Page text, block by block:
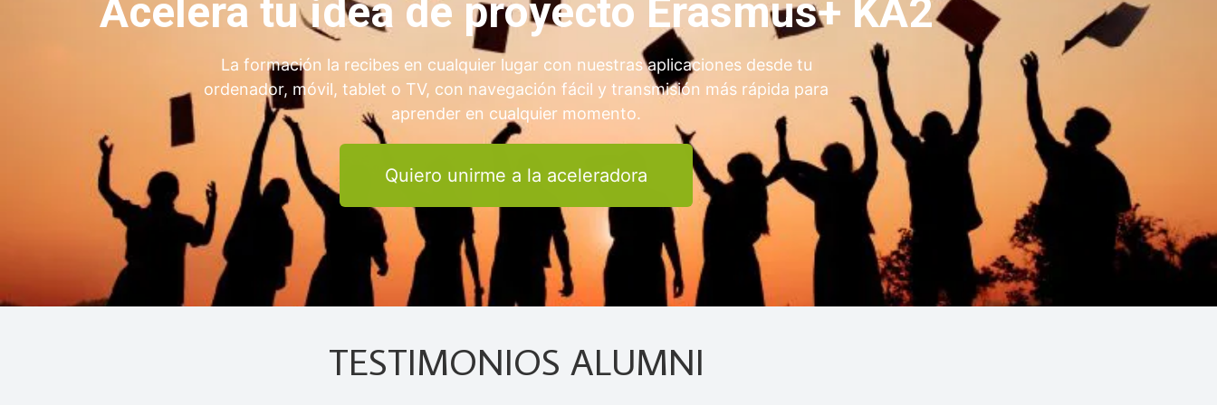
Acelera tu idea de proyecto Erasmus+ KA2
La formación la recibes en cualquier lugar con nuestras aplicaciones desde tu
ordenador, móvil, tablet o TV, con navegación fácil y transmisión más rápida para
aprender en cualquier momento.
Quiero unirme a la aceleradora
TESTIMONIOS ALUMNI